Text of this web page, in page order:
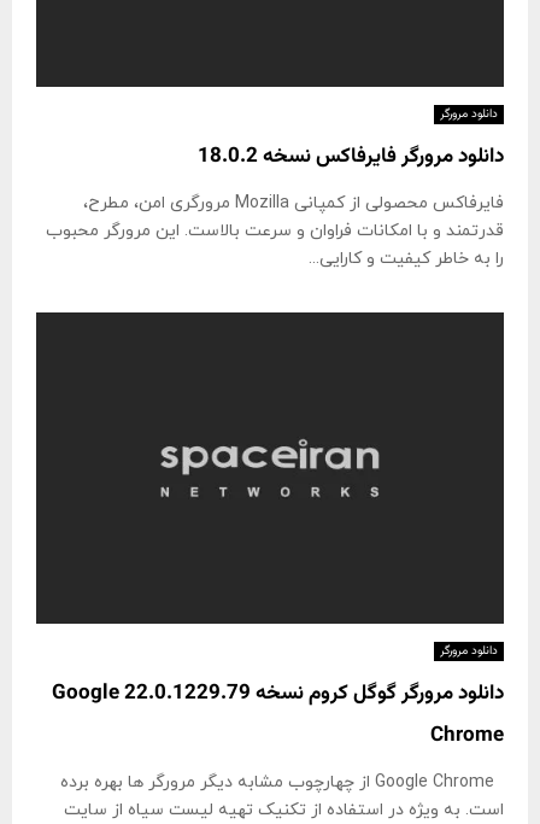
دانلود مرورگر
دانلود مرورگر فایرفاکس نسخه 18.0.2
فایرفاکس محصولی از كمپانی Mozilla مرورگری امن، مطرح،
قدرتمند و با امكانات فراوان و سرعت بالاست. این مرورگر محبوب
را به خاطر كیفیت و كارایی...
دانلود مرورگر
دانلود مرورگر گوگل کروم نسخه 22.0.1229.79 Google
Chrome
Google Chrome از چهارچوب مشابه دیگر مرورگر ها بهره برده
است. به ویژه در استفاده از تکنیک تهیه لیست سیاه از سایت